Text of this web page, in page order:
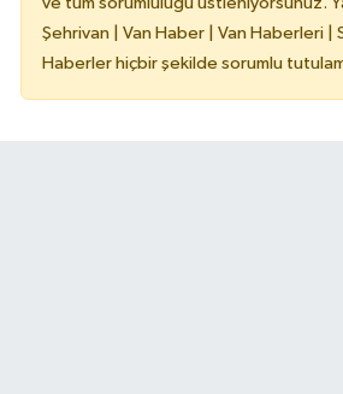
Şehrivan | Van Haber | Van Haberleri |
Haberler hiçbir şekilde sorumlu